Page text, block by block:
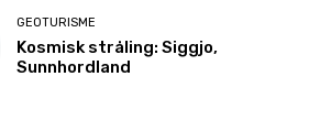
GEOTURISME
Kosmisk stråling: Siggjo,
Sunnhordland